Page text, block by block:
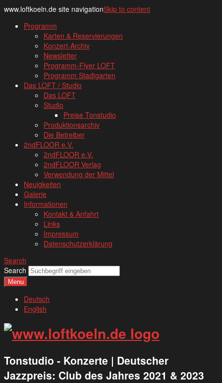
www.loftkoeln.de site navigationSkip to content
Programm
Karten & Reservierungen
Konzert-Archiv
Newsletter
Programm-Flyer LOFT
Programm Stadtgarten
Das LOFT / Studio
Das LOFT
Studio
Preise Tonstudio
Produktionsarchiv
Die Betreiber
2ndFLOOR e.V.
2ndFLOOR e.V.
2ndFLOOR Verlag
Verwendung der Mittel
Neuigkeiten
Galerie
Informationen
Kontakt & Anfahrt
Links
Impressum
Datenschutzerklärung
Search
Search
Menu
Deutsch
English
Tonstudio - Konzerte | Deutscher
Jazzpreis: Club des Jahres 2021 & 2023